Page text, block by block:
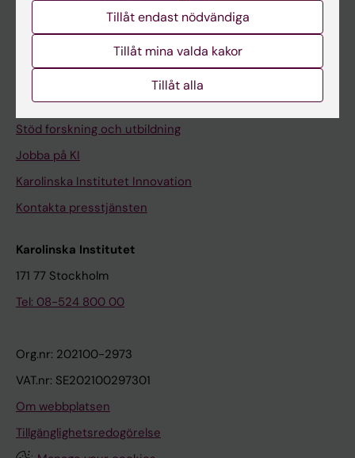
Medarbetarportalen
Universitetsbiblioteket
Stöd forskning och utbildning
Jobba på KI
Karolinska Institutet Innovation
Kontakta presstjänsten
Karolinska Institutet
171 77 Stockholm
Tel: 08-524 800 00
Org.nr: 202100-2973
VAT.nr: SE202100297301
Om webbplatsen
Tillgänglighetsredogörelse
Tillåt endast nödvändiga
Tillåt mina valda kakor
Tillåt alla